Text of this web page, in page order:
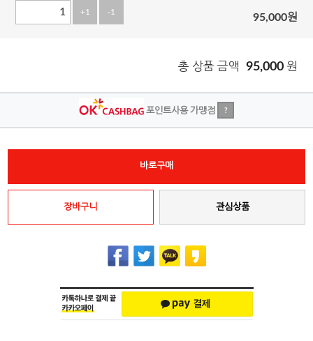
+1 -1 95,000원
총 상품 금액 95,000 원
포인트사용 가맹점 ?
바로구매
장바구니 관심상품